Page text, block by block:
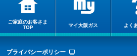
ご家庭のお客さま
TOP
マイ大阪ガス よく
プライバシーポリシー